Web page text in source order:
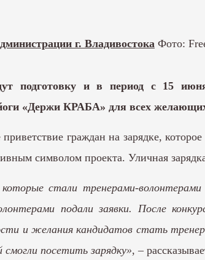
г. Владивостока Фото:
подготовку и в период с 15
«Держи КРАБА» для всех
граждан на зарядке,
символом проекта. Уличная
стали тренерами-
подали заявки. После
и желания кандидатов стать
посетить зарядку», –